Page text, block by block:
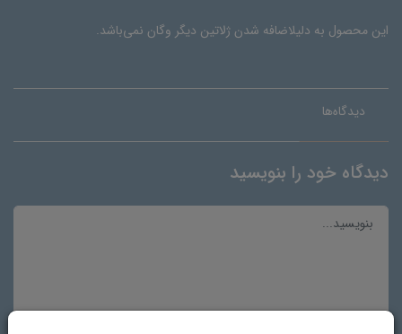
این محصول به دلیلاضافه شدن ژلاتین دیگر وگان نمی‌باشد.
دیدگاه‌ها
دیدگاه خود را بنویسید